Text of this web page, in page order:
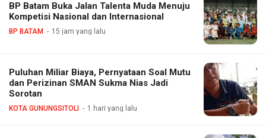
BP Batam Buka Jalan Talenta Muda Menuju
Kompetisi Nasional dan Internasional
BP BATAM 15 jam yang lalu
Puluhan Miliar Biaya, Pernyataan Soal Mutu
dan Perizinan SMAN Sukma Nias Jadi
Sorotan
KOTA GUNUNGSITOLI 1 hari yang lalu